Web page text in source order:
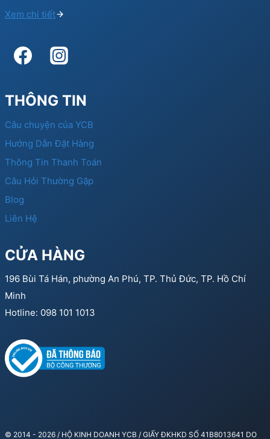
Xem chi tiết
THÔNG TIN
Câu chuyện của YCB
Hướng Dẫn Đặt Hàng
Thông Tin Thanh Toán
Câu Hỏi Thường Gặp
Blog
Liên Hệ
CỬA HÀNG
196 Bùi Tá Hán, phường An Phú, TP. Thủ Đức, TP. Hồ Chí
Minh
Hotline: 098 101 1013
© 2014 - 2026 / HỘ KINH DOANH YCB / GIẤY ĐKHKD SỐ 41B8013641 DO